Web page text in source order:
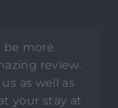
be more
review.
as well as
your stay at